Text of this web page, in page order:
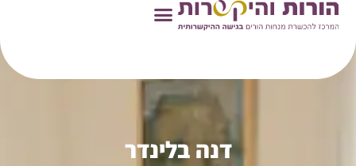
ראשי»מנחות הורים»
דנה בלינדר